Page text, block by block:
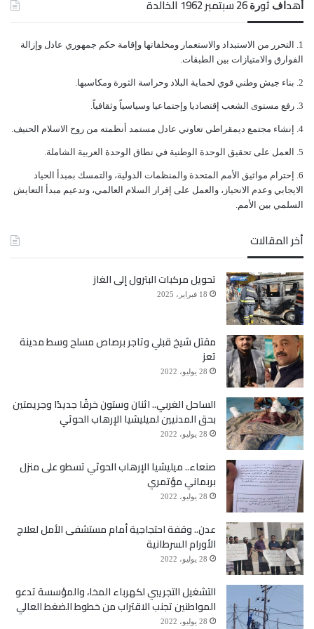
الأممي إن ليس من مهامه تعديل أو المطالبة بإلغاء قرار
مجلس الأمن 2216، الذي يطالب جماعة الحوثيين
المسلحة بتسليم كل الأراضي التي استولوا عليها، بما في
ذلك صنعاء، ونزع سلاحهم بالكامل، والسماح لحكومة
الرئيس عبدربه منصور هادي باستئناف مسؤولياتها.
وأوضح أن مهمته تتمثل في تنفيذ القرار 2216 الذي كُلف
بموجبه من مجلس الأمن الدولي، وإن تجاوز القرار ليس
من مهامه التي بدأها قبل ثلاثة أشهر.
في السياق، قال المدير التنفيذي لمركز صنعاء ماجد
المذحجي إن الملتقى يشكل جزءًا من الجهود المبذولة
لاستكشاف الخيارات الممكنة على المستوى العام،
والعملية السياسية ليست حصيلة الأطراف السياسية
الحزبية أو المرتبطة بالنزاع، ولكنها جزء من مساهمات
المجتمع اليمني بكل تركيباته المختلفة.
وأوضح أن القبيلة جزء حاسم مما يحدث الآن في البلاد لذا
من المهم استكشاف خياراتها لوقف الحرب، ومركز صنعاء
يرى أن مسار السلام والسياسة والوصول إلى تسوية
ﺃﻫﺪﺍﻑ ﺛﻮﺭﺓ 26 ﺳﺒﺘﻤﺒﺮ 1962 الخالدة
ﺍﻟﺘﺤﺮﺭ ﻣﻦ ﺍﻻﺳﺘﺒﺪﺍﺩ ﻭﺍﻻﺳﺘﻌﻤﺎﺭ ﻭﻣﺨﻠﻔﺎﺗﻬﺎ ﻭﺇﻗﺎﻣﺔ ﺣﻜﻢ ﺟﻤﻬﻮﺭﻱ ﻋﺎﺩﻝ ﻭﺇﺯﺍﻟﺔ
ﺍﻟﻔﻮﺍﺭﻕ ﻭﺍﻻﻣﺘﻴﺎﺯﺍﺕ ﺑﻴﻦ ﺍﻟﻄﺒﻘﺎﺕ.
ﺑﻨﺎﺀ ﺟﻴﺶ ﻭﻃﻨﻲ ﻗﻮﻱ ﻟﺤﻤﺎﻳﺔ ﺍﻟﺒﻼﺩ ﻭﺣﺮﺍﺳﺔ ﺍﻟﺜﻮﺭﺓ ﻭﻣﻜﺎﺳﺒﻬﺎ.
ﺭﻓﻊ ﻣﺴﺘﻮﻯ ﺍﻟﺸﻌﺐ ﺇﻗﺘﺼﺎﺩﻳﺎ ﻭﺇﺟﺘﻤﺎﻋﻴﺎ ﻭﺳﻴﺎﺳﻴﺎً ﻭﺛﻘﺎﻓﻴﺎً.
ﺇﻧﺸﺎﺀ ﻣﺠﺘﻤﻊ ﺩﻳﻤﻘﺮﺍﻃﻲ ﺗﻌﺎﻭﻧﻲ ﻋﺎﺩﻝ ﻣﺴﺘﻤﺪ ﺃﻧﻈﻤﺘﻪ ﻣﻦ ﺭﻭﺡ ﺍﻻﺳﻼﻡ ﺍﻟﺤﻨﻴﻒ.
ﺍﻟﻌﻤﻞ ﻋﻠﻰ ﺗﺤﻘﻴﻖ ﺍﻟﻮﺣﺪﺓ ﺍﻟﻮﻃﻨﻴﺔ ﻓﻲ ﻧﻄﺎﻕ ﺍﻟﻮﺣﺪﺓ ﺍﻟﻌﺮﺑﻴﺔ ﺍﻟﺸﺎﻣﻠﺔ.
ﺇﺣﺘﺮﺍﻡ ﻣﻮﺍﺛﻴﻖ الأﻣﻢ ﺍﻟﻤﺘﺤﺪﺓ ﻭﺍﻟﻤﻨﻈﻤﺎﺕ ﺍﻟﺪﻭﻟﻴﺔ، ﻭﺍﻟﺘﻤﺴﻚ ﺑﻤﺒﺪﺃ ﺍﻟﺤﻴﺎﺩ
ﺍﻻﻳﺠﺎﺑﻲ ﻭﻋﺪﻡ ﺍﻻﻧﺤﻴﺎﺯ، ﻭﺍﻟﻌﻤﻞ ﻋﻠﻰ ﺇﻗﺮﺍﺭ ﺍﻟﺴﻼﻡ ﺍﻟﻌﺎﻟﻤﻲ، ﻭﺗﺪﻋﻴﻢ ﻣﺒﺪﺃ ﺍﻟﺘﻌﺎﻳﺶ
ﺍﻟﺴﻠﻤﻲ ﺑﻴﻦ ﺍﻷﻣﻢ.
أخر المقالات
تحويل مركبات البترول إلى الغاز
18 فبراير، 2025
مقتل شيخ قبلي وتاجر برصاص مسلح وسط مدينة
تعز
28 يوليو، 2022
الساحل الغربي.. اثنان وستون خرقًا جديدًا وجريمتين
بحق المدنيين لميليشيا الإرهاب الحوثي
28 يوليو، 2022
صنعاء.. ميليشيا الإرهاب الحوثي تسطو على منزل
بربماني مؤتمري
28 يوليو، 2022
عدن.. وقفة احتجاجية أمام مستشفى الأمل لعلاج
الأورام السرطانية
28 يوليو، 2022
التشغيل التجريبي لكهرباء المخا، والمؤسسة تدعو
المواطنين تجنب الاقتراب من خطوط الضغط العالي
28 يوليو، 2022